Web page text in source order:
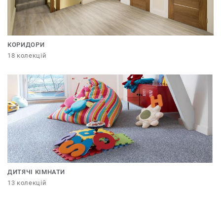
КОРИДОРИ
18 колекцій
ДИТЯЧІ КІМНАТИ
13 колекцій